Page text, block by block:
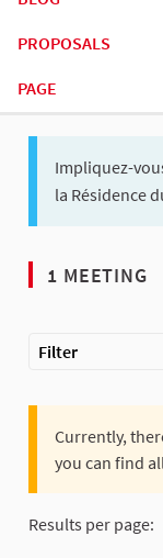
PROPOSALS
PAGE
Impliquez-
la Résidence
1 MEETING
Filter
Currently,
you can find
Results per page: